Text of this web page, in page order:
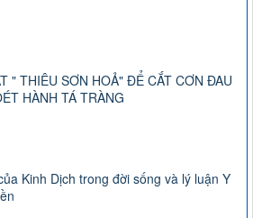
" THIÊU SƠN HOẢ" ĐỂ CẮT CƠN ĐAU
HÀNH TÁ TRÀNG
Kinh Dịch trong đời sống và lý luận Y